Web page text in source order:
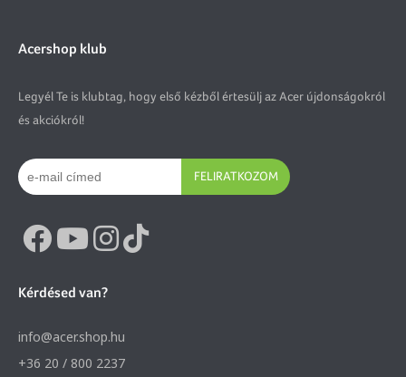
Acershop klub
Legyél Te is klubtag, hogy első kézből értesülj az Acer újdonságokról
és akciókról!
FELIRATKOZOM
Kérdésed van?
info@acer.shop.hu
+36 20 / 800 2237